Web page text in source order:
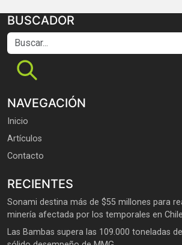
BUSCADOR
Buscar...
NAVEGACIÓN
Inicio
Artículos
Contacto
RECIENTES
Sonami destina más de $55 millones para
minería afectada por los temporales en Chile
Las Bambas supera las 109.000 toneladas